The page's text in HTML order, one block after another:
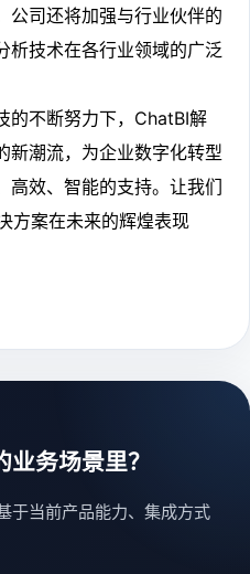
公司还将加强与行业伙伴的
析技术在各行业领域的广泛
的不断努力下，ChatBI解
新潮流，为企业数字化转型
高效、智能的支持。让我们
方案在未来的辉煌表现
务场景里？
于当前产品能力、集成方式